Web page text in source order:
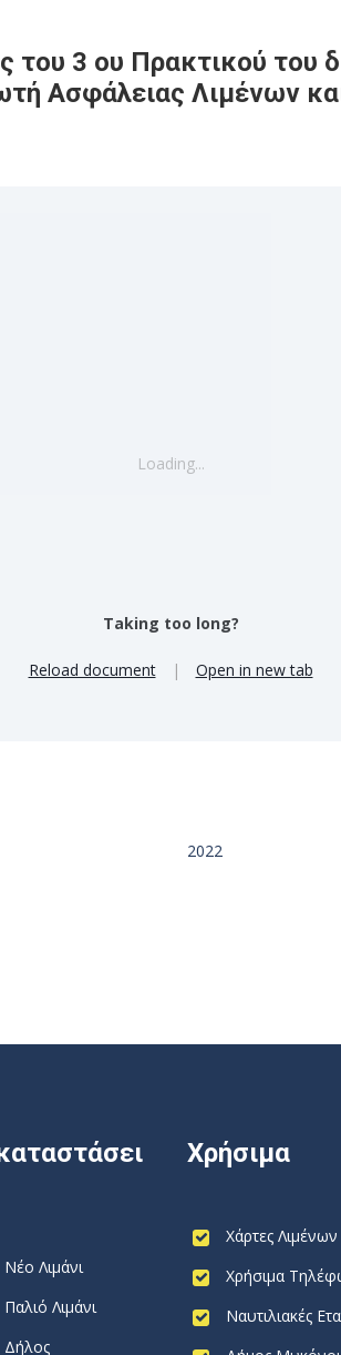
3 ου Πρακτικού του
Ασφάλειας Λιμένων
Loading...
Taking too long?
Reload document | Open in new tab
2022
Νέο Λιμάνι
Παλιό Λιμάνι
Δήλος
Χρήσιμα
Χάρτες Λιμένων
Χρήσιμα
Ναυτιλιακές